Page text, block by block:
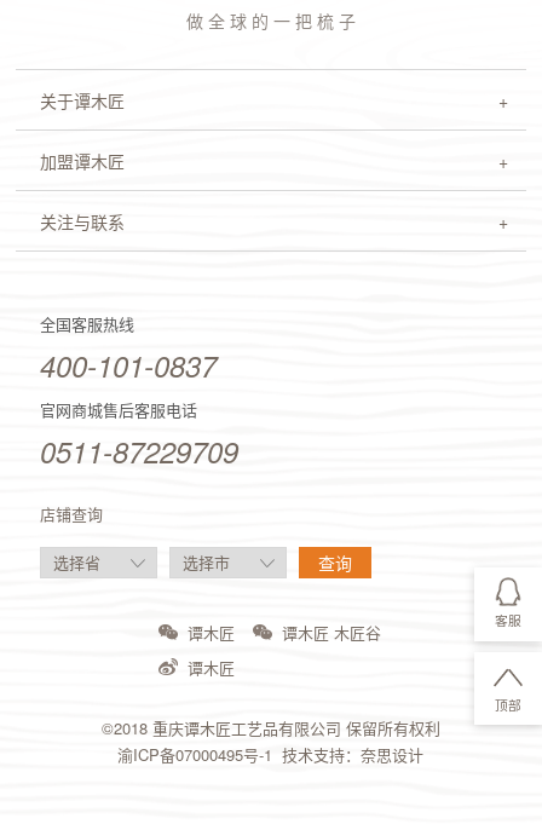
客服
顶部
做 全 球 的 一 把 梳 子
关于谭木匠
加盟谭木匠
关注与联系
全国客服热线
400-101-0837
官网商城售后客服电话
0511-87229709
店铺查询
谭木匠
谭木匠 木匠谷
谭木匠
©2018 重庆谭木匠工艺品有限公司 保留所有权利
渝ICP备07000495号-1 技术支持：奈思设计